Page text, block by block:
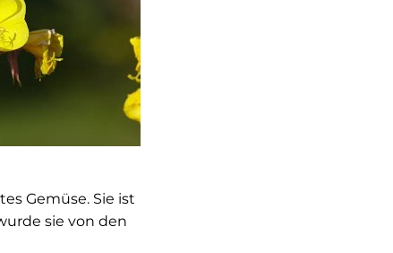
Gemüse. Sie ist
sie von den